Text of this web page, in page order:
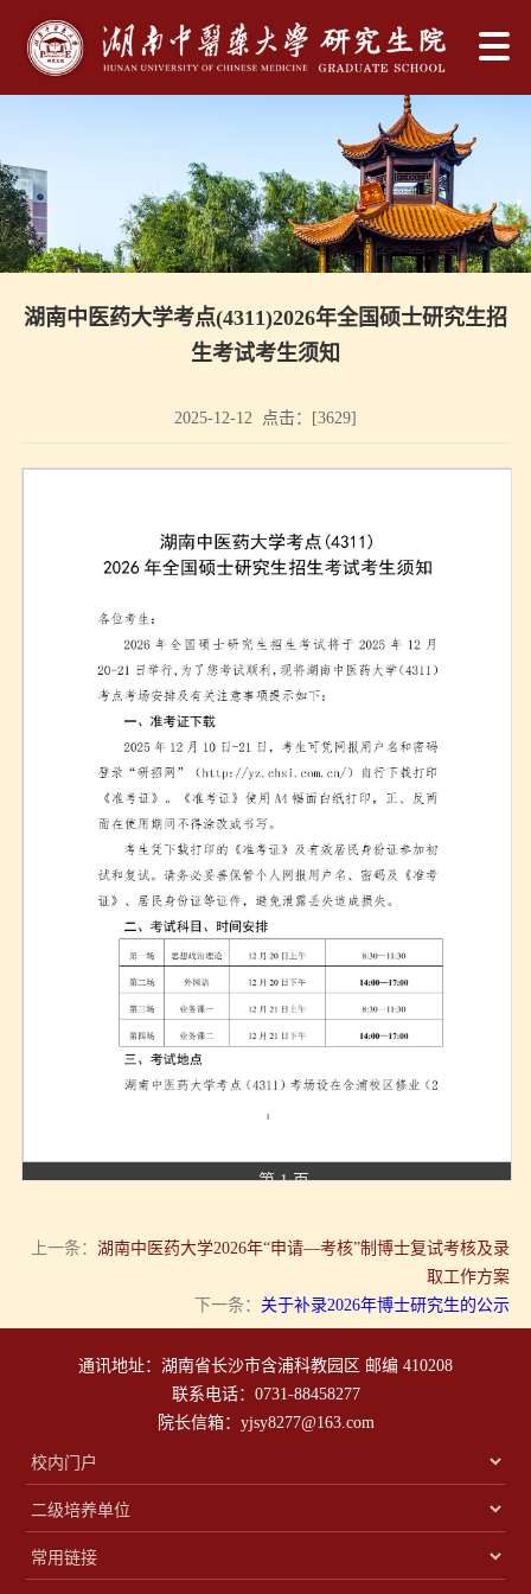
湖南中医药大学考点(4311)2026年全国硕士研究生招
生考试考生须知
2025-12-12 点击：[3629]
第 1 页
上一条：湖南中医药大学2026年“申请—考核”制博士复试考核及录
取工作方案
下一条： 关于补录2026年博士研究生的公示
通讯地址：湖南省长沙市含浦科教园区 邮编 410208
联系电话：0731-88458277
院长信箱：yjsy8277@163.com